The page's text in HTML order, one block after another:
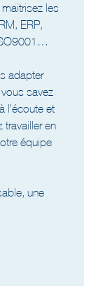
les
ERP,
adapter
savez
l’écoute et
travailler en
équipe
une